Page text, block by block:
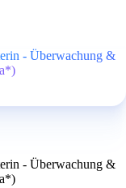
- Überwachung &
- Überwachung &